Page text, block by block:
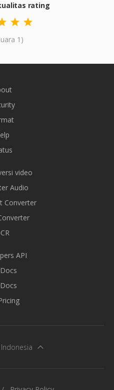
rating
1)
video
Audio
Converter
API